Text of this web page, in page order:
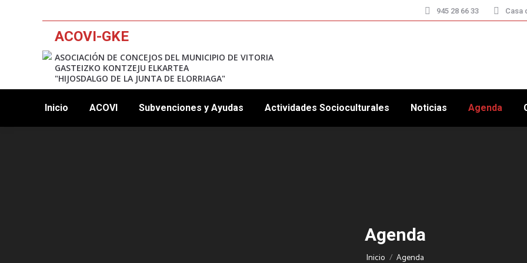
945 28 66 33 Casa
ACOVI-GKE
ASOCIACIÓN DE CONCEJOS DEL MUNICIPIO DE VITORIA
GASTEIZKO KONTZEJU ELKARTEA
"HIJOSDALGO DE LA JUNTA DE ELORRIAGA"
Inicio ACOVI Subvenciones y Ayudas Actividades Socioculturales Noticias Agenda
Agenda
Estás aquí:
Inicio Agenda